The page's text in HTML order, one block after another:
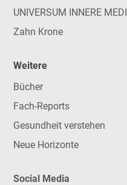
UNIVERSUM INNERE
Zahn Krone
Weitere
Bücher
Fach-Reports
Gesundheit verstehen
Neue Horizonte
Social Media